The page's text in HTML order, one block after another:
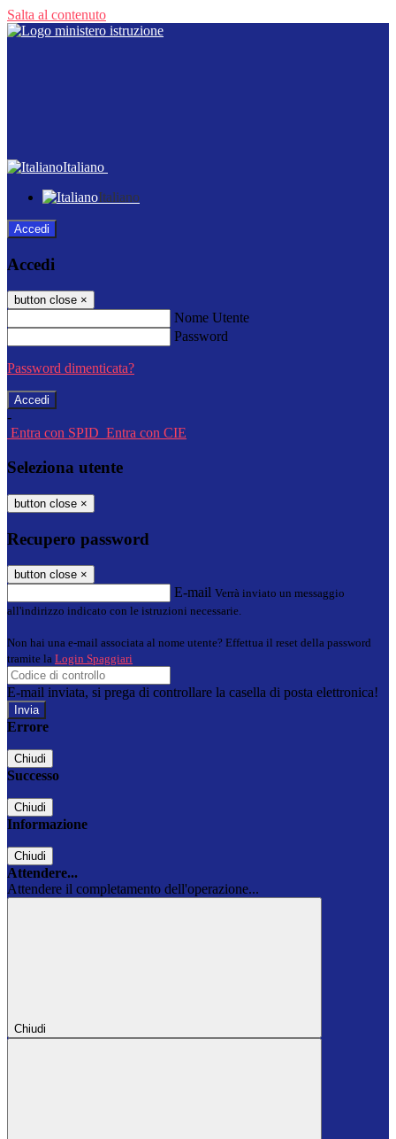
Salta al contenuto
Italiano
Italiano
Accedi
Accedi
button close ×
Nome Utente
Password
Password dimenticata?
-
Entra con SPID Entra con CIE
Seleziona utente
button close ×
Recupero password
button close ×
E-mail Verrà inviato un messaggio
all'indirizzo indicato con le istruzioni necessarie.
Non hai una e-mail associata al nome utente? Effettua il reset della password
tramite la Login Spaggiari
E-mail inviata, si prega di controllare la casella di posta elettronica!
Errore
Chiudi
Successo
Chiudi
Informazione
Chiudi
Attendere...
Attendere il completamento dell'operazione...
Chiudi